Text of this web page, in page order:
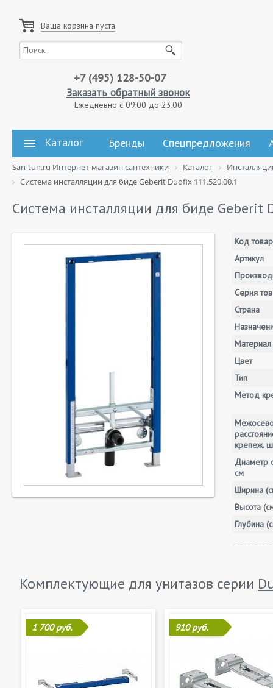
Ваша корзина пуста
+7 (495) 128-50-07
Заказать обратный звонок
Ежедневно с 09:00 до 23:00
Каталог Бренды Спецпредложения
San-tun.ru Интернет-магазин сантехники Каталог
Система инсталляции для биде Geberit Duofix 111.520.00.1
Система инсталляции для биде Geberit
Код
Артикул
Серия
Страна
Материал
Цвет
Тип
Метод
крепеж.
Диаметр
см
Ширина
Высота
Глубина
Комплектующие для унитазов серии
1 700 руб. 910 руб.